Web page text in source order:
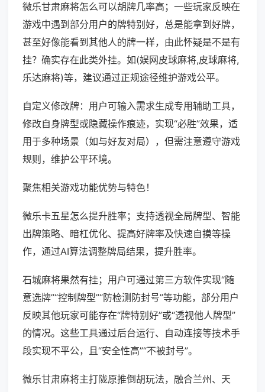
微乐甘肃麻将怎么可以胡牌几率高；一些玩家反映在
游戏中遇到部分用户的牌特别好，总是能拿到好牌，
甚至好像能看到其他人的牌一样，由此怀疑是不是有
挂？确实存在此类外挂。如(娱网皮球麻将,皮球麻将,
乐达麻将)等，建议通过正规途径维护游戏公平。
自定义修改牌：用户可输入需求生成专用辅助工具，
修改自身牌型或隐藏操作痕迹，实现“必胜”效果，适
用于多种场景（如与好友对局），但需注意遵守游戏
规则，维护公平环境。
聚焦相关游戏功能优势与特色！
微乐卡五星怎么提升胜率；支持透视全局牌型、智能
出牌策略、暗杠优化、提高好牌率及快速自摸等操
作，通过AI算法调整牌局结果，提升胜率。
石城麻将果然有挂；用户可通过第三方软件实现“随
意选牌”“控制牌型”“防检测防封号”等功能，部分用户
反映其他玩家可能存在“牌特别好”或“透视他人牌型”
的情况。这些工具通过后台运行、自动连接等技术手
段实现不平公，且“安全性高”“不被封号”。
微乐甘肃麻将主打陇原推倒胡玩法，融合兰州、天